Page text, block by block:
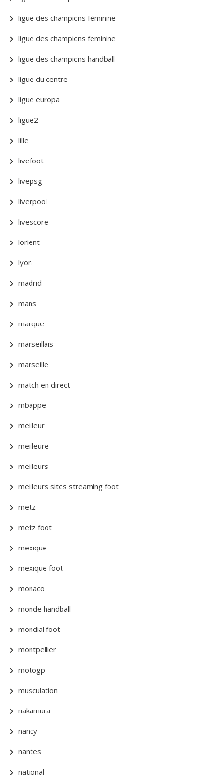
ligue des champions féminine
ligue des champions feminine
ligue des champions handball
ligue du centre
ligue europa
ligue2
lille
livefoot
livepsg
liverpool
livescore
lorient
lyon
madrid
mans
marque
marseillais
marseille
match en direct
mbappe
meilleur
meilleure
meilleurs
meilleurs sites streaming foot
metz
metz foot
mexique
mexique foot
monaco
monde handball
mondial foot
montpellier
motogp
musculation
nakamura
nancy
nantes
national